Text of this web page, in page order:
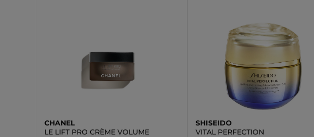
CHANEL
LE LIFT PRO CRÈME VOLUME
SHISEIDO
VITAL PERFECTION